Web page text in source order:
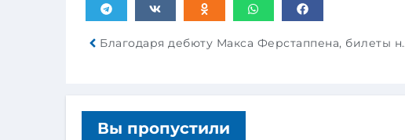
Благодаря дебюту Макса
Вы пропустили